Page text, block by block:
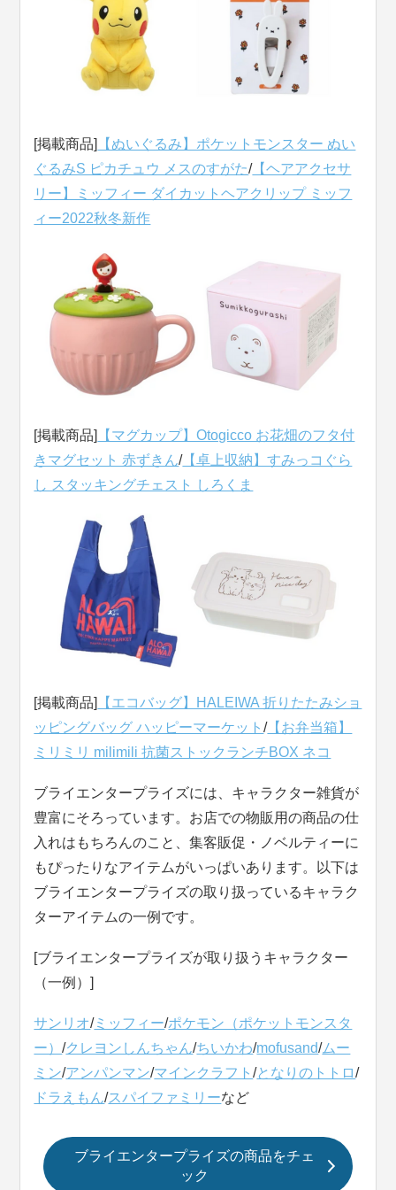
[掲載商品]
【ぬいぐるみ】ポケットモンスター ぬい
ぐるみS ピカチュウ メスのすがた/【ヘアアクセサ
リー】ミッフィー ダイカットヘアクリップ ミッフ
ィー2022秋冬新作
[掲載商品]
【マグカップ】Otogicco お花畑のフタ付
きマグセット 赤ずきん/【卓上収納】すみっコぐら
し スタッキングチェスト しろくま
[掲載商品]
【エコバッグ】HALEIWA 折りたたみショ
ッピングバッグ ハッピーマーケット/【お弁当箱】
ミリミリ milimili 抗菌ストックランチBOX ネコ
ブライエンタープライズには、キャラクター雑貨が
豊富にそろっています。お店での物販用の商品の仕
入れはもちろんのこと、集客販促・ノベルティーに
もぴったりなアイテムがいっぱいあります。以下は
ブライエンタープライズの取り扱っているキャラク
ターアイテムの一例です。
[ブライエンタープライズが取り扱うキャラクター
（一例）]
サンリオ/ミッフィー/ポケモン（ポケットモンスタ
ー）/クレヨンしんちゃん/ちいかわ/mofusand/ムー
ミン/アンパンマン/マインクラフト/となりのトトロ/
ドラえもん/スパイファミリーなど
ブライエンタープライズの商品をチェ
ック